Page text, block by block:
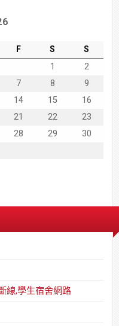
F S
S
1
2
7 8
9
14 15
16
21 22
23
28 29
30
線,學生宿舍網路